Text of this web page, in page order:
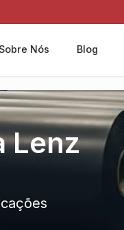
Nós Blog
Lenz